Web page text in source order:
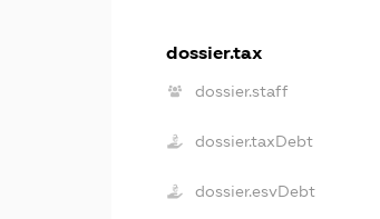
dossier.tax
dossier.staff
dossier.taxDebt
dossier.esvDebt